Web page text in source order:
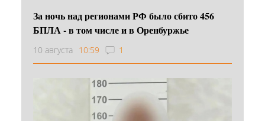
За ночь над регионами РФ было сбито 456
БПЛА - в том числе и в Оренбуржье
10 августа 10:59 1